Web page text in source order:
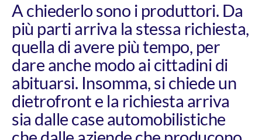
A chiederlo sono i produttori. Da
più parti arriva la stessa richiesta,
quella di avere più tempo, per
dare anche modo ai cittadini di
abituarsi. Insomma, si chiede un
dietrofront e la richiesta arriva
sia dalle case automobilistiche